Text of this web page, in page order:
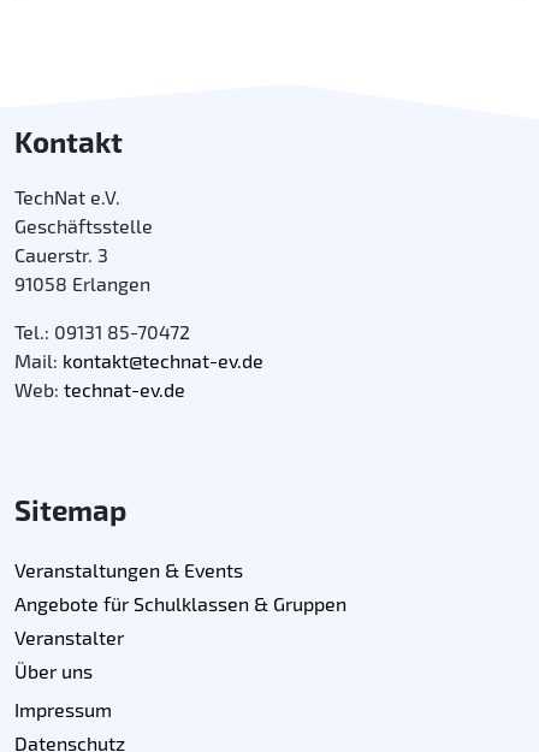
Kontakt
TechNat e.V.
Geschäftsstelle
Cauerstr. 3
91058 Erlangen
Tel.: 09131 85-70472
Mail: kontakt@technat-ev.de
Web: technat-ev.de
Sitemap
Veranstaltungen & Events
Angebote für Schulklassen & Gruppen
Veranstalter
Über uns
Impressum
Datenschutz